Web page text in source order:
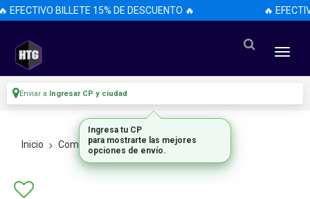
EFECTIVO BILLETE 15% DE DESCUENTO 🔥 🔥
Enviar a Ingresar CP y ciudad
Inicio Componentes De Pc Memorias Ram
Ingresa tu CP
para mostrarte las mejores
opciones de envío.